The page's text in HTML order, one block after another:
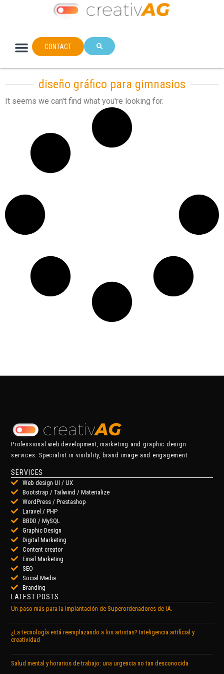
CONTACT
diseño gráfico para gimnasios
It seems we can't find what you're looking for.
Professional web development, marketing and graphic design
services. Specialist in visibility, brand image and engagement.
SERVICES
Web design UI / UX
Bootstrap / Tailwind / Materialize
WordPress / Prestashop
Laravel / PHP
BBDD / MySQL
Graphic Design
Digital Marketing
Content creator
Email Marketing
SEO
Social Media
Branding
LATEST POSTS
Un paso más para la implantación de Superordenadores de IA.
¿La tecnología está reemplazando a los artistas? Inteligencia artificial y
creatividad
Salud mental y horarios de trabajo: una urgencia no tan desconocida